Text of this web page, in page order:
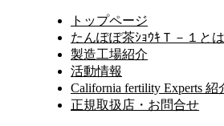
トップページ
たんぽぽ茶ｼｮｳｷＴ－１とは
製造工場紹介
活動情報
California fertility Experts 紹
正規取扱店・お問合せ